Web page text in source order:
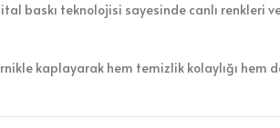
baskı teknolojisi sayesinde canlı renkleri
kaplayarak hem temizlik kolaylığı hem